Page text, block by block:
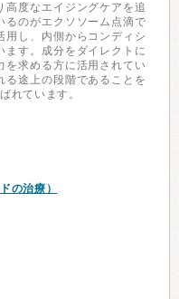
度なエイジングケアを追
るのがエクソソーム点滴で
し、内側からコンディシ
ます。成分をダイレクトに
を求める方に活用されてい
る途上の段階であることを
れています。
の治療）